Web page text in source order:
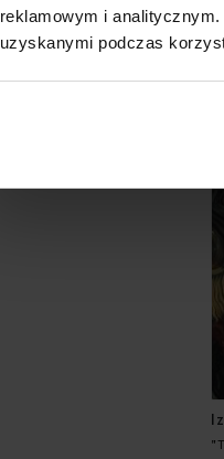
reklamowym i
uzyskanymi podczas